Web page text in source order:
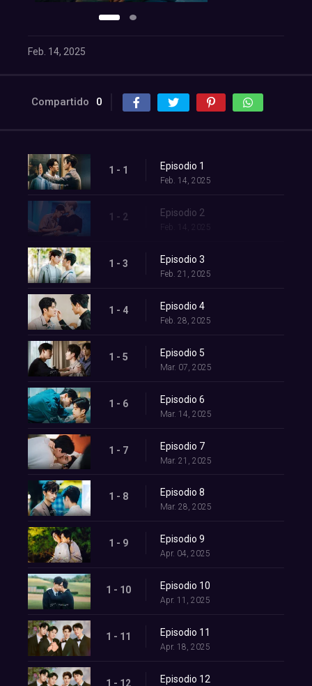
Feb. 14, 2025
Compartido 0
1 - 1 Episodio 1
Feb. 14, 2025
1 - 2 Episodio 2
Feb. 14, 2025
1 - 3 Episodio 3
Feb. 21, 2025
1 - 4 Episodio 4
Feb. 28, 2025
1 - 5 Episodio 5
Mar. 07, 2025
1 - 6 Episodio 6
Mar. 14, 2025
1 - 7 Episodio 7
Mar. 21, 2025
1 - 8 Episodio 8
Mar. 28, 2025
1 - 9 Episodio 9
Apr. 04, 2025
1 - 10 Episodio 10
Apr. 11, 2025
1 - 11 Episodio 11
Apr. 18, 2025
1 - 12 Episodio 12